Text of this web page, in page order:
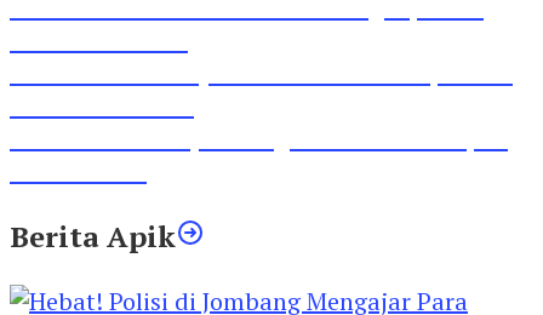
Berita Apik